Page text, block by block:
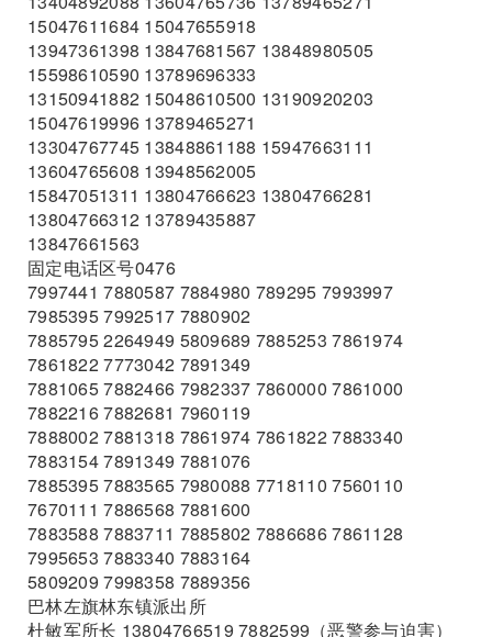
15047611684 15047655918
13947361398 13847681567 13848980505
15598610590 13789696333
13150941882 15048610500 13190920203
15047619996 13789465271
13304767745 13848861188 15947663111
13604765608 13948562005
15847051311 13804766623 13804766281
13804766312 13789435887
13847661563
固定电话区号0476
7997441 7880587 7884980 789295 7993997
7985395 7992517 7880902
7885795 2264949 5809689 7885253 7861974
7861822 7773042 7891349
7881065 7882466 7982337 7860000 7861000
7882216 7882681 7960119
7888002 7881318 7861974 7861822 7883340
7883154 7891349 7881076
7885395 7883565 7980088 7718110 7560110
7670111 7886568 7881600
7883588 7883711 7885802 7886686 7861128
7995653 7883340 7883164
5809209 7998358 7889356
巴林左旗林东镇派出所
杜敏军所长 13804766519 7882599（恶警参与迫害）